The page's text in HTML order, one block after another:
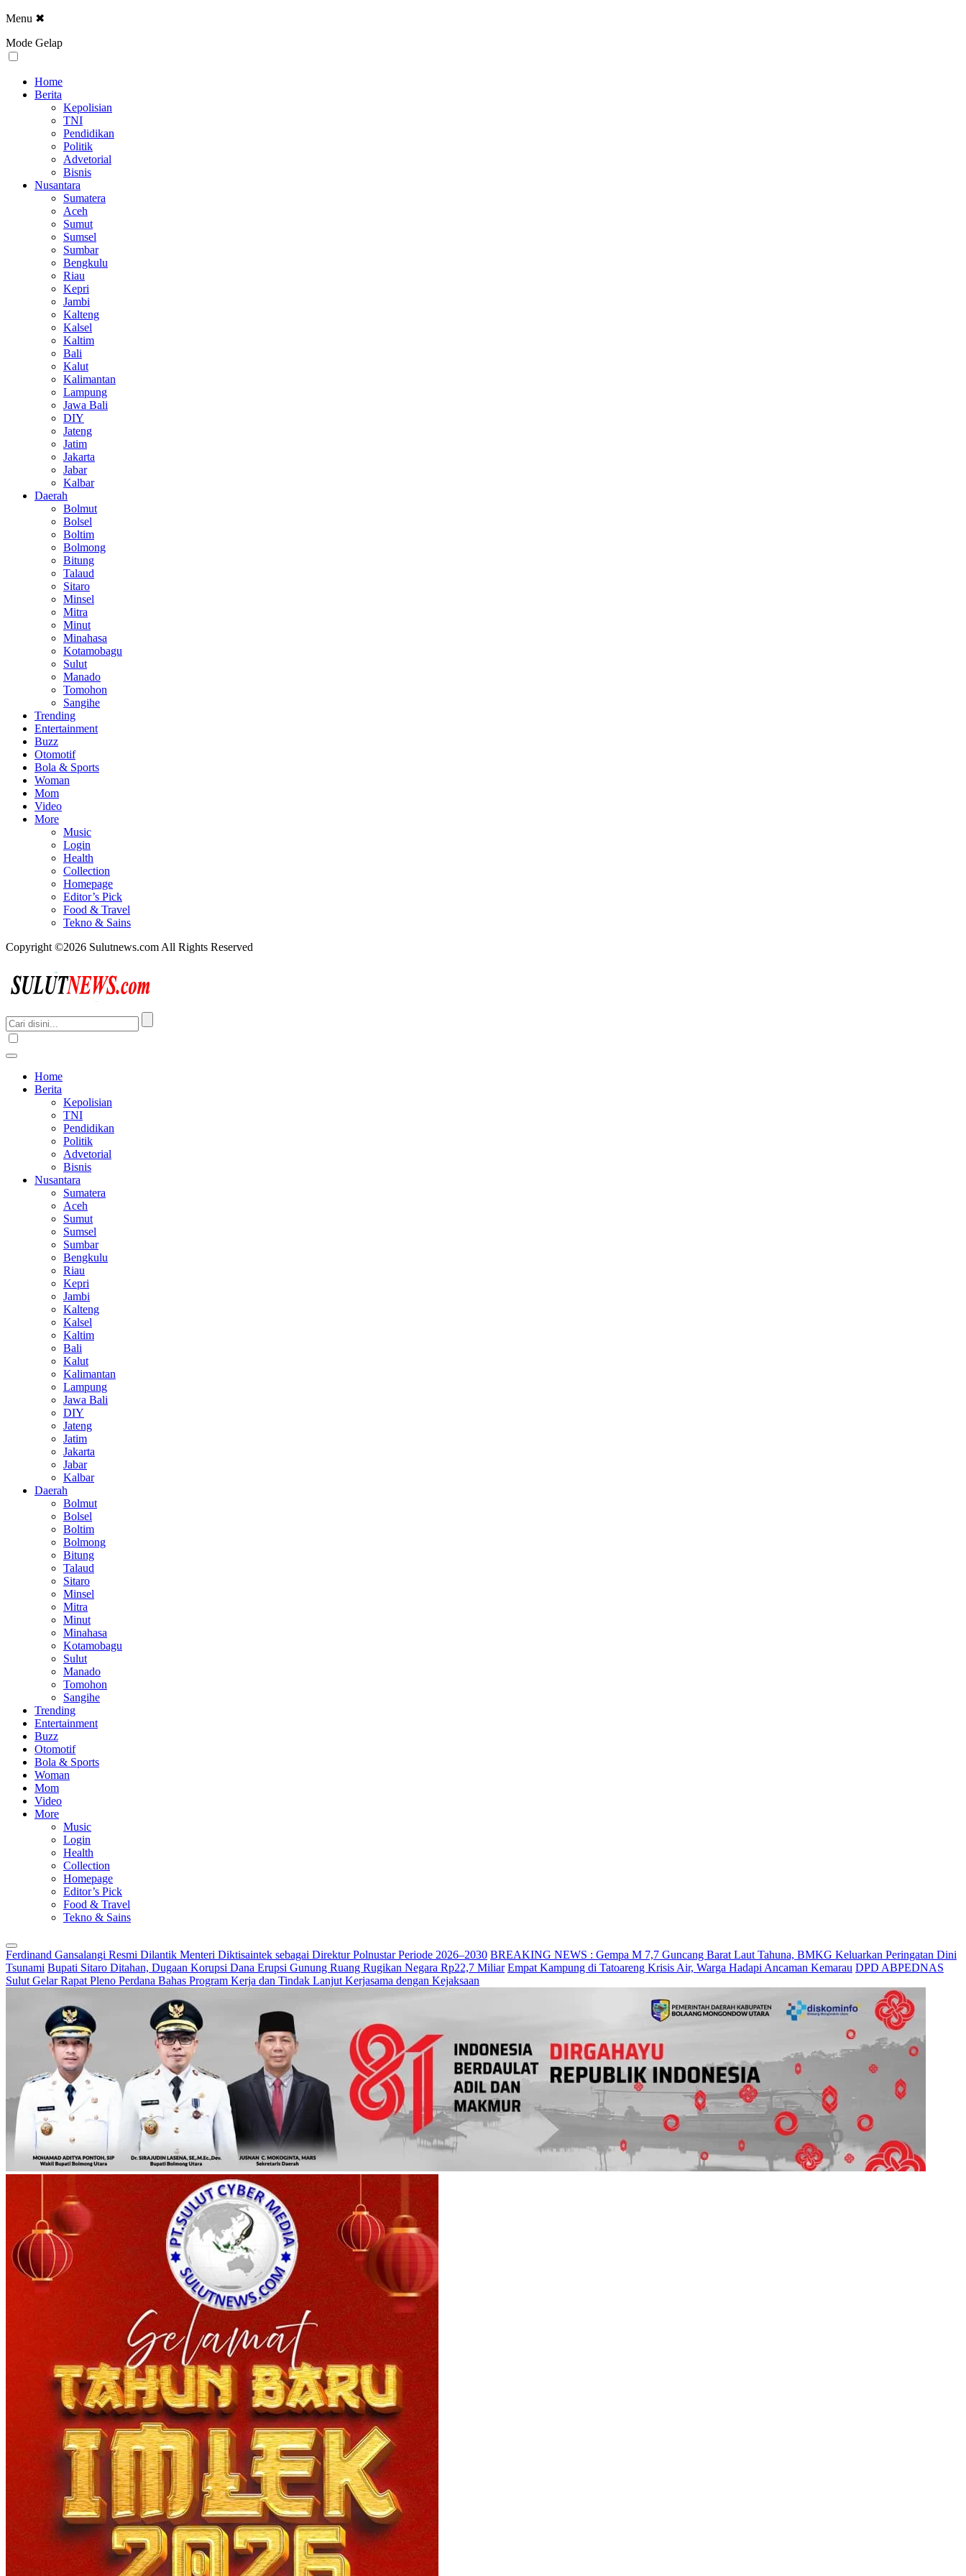
Menu ✖
Mode Gelap
Home
Berita
Kepolisian
TNI
Pendidikan
Politik
Advetorial
Bisnis
Nusantara
Sumatera
Aceh
Sumut
Sumsel
Sumbar
Bengkulu
Riau
Kepri
Jambi
Kalteng
Kalsel
Kaltim
Bali
Kalut
Kalimantan
Lampung
Jawa Bali
DIY
Jateng
Jatim
Jakarta
Jabar
Kalbar
Daerah
Bolmut
Bolsel
Boltim
Bolmong
Bitung
Talaud
Sitaro
Minsel
Mitra
Minut
Minahasa
Kotamobagu
Sulut
Manado
Tomohon
Sangihe
Trending
Entertainment
Buzz
Otomotif
Bola & Sports
Woman
Mom
Video
More
Music
Login
Health
Collection
Homepage
Editor’s Pick
Food & Travel
Tekno & Sains
Copyright ©2026 Sulutnews.com All Rights Reserved
Home
Berita
Kepolisian
TNI
Pendidikan
Politik
Advetorial
Bisnis
Nusantara
Sumatera
Aceh
Sumut
Sumsel
Sumbar
Bengkulu
Riau
Kepri
Jambi
Kalteng
Kalsel
Kaltim
Bali
Kalut
Kalimantan
Lampung
Jawa Bali
DIY
Jateng
Jatim
Jakarta
Jabar
Kalbar
Daerah
Bolmut
Bolsel
Boltim
Bolmong
Bitung
Talaud
Sitaro
Minsel
Mitra
Minut
Minahasa
Kotamobagu
Sulut
Manado
Tomohon
Sangihe
Trending
Entertainment
Buzz
Otomotif
Bola & Sports
Woman
Mom
Video
More
Music
Login
Health
Collection
Homepage
Editor’s Pick
Food & Travel
Tekno & Sains
Ferdinand Gansalangi Resmi Dilantik Menteri Diktisaintek sebagai Direktur Polnustar Periode 2026–2030 BREAKING NEWS : Gempa M 7,7 Guncang Barat Laut Tahuna, BMKG Keluarkan Peringatan Dini
Tsunami Bupati Sitaro Ditahan, Dugaan Korupsi Dana Erupsi Gunung Ruang Rugikan Negara Rp22,7 Miliar Empat Kampung di Tatoareng Krisis Air, Warga Hadapi Ancaman Kemarau DPD ABPEDNAS
Sulut Gelar Rapat Pleno Perdana Bahas Program Kerja dan Tindak Lanjut Kerjasama dengan Kejaksaan